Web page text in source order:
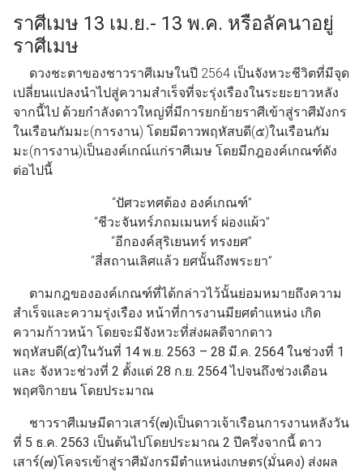
ราศีเมษ 13 เม.ย.- 13 พ.ค. หรือลัคนาอยู่
ราศีเมษ
ดวงชะตาของชาวราศีเมษในปี 2564 เป็นจังหวะชีวิตที่มีจุด
เปลี่ยนแปลงนำไปสู่ความสำเร็จที่จะรุ่งเรืองในระยะยาวหลัง
จากนี้ไป ด้วยกำลังดาวใหญ่ที่มีการยกย้ายราศีเข้าสู่ราศีมังกร
ในเรือนกัมมะ(การงาน) โดยมีดาวพฤหัสบดี(๕)ในเรือนกัม
มะ(การงาน)เป็นองค์เกณ์แก่ราศีเมษ โดยมีกฎองค์เกณฑ์ดัง
ต่อไปนี้
“ปัศวะทศต้อง องค์เกณฑ์”
“ชีวะจันทร์ภถมเมนทร์ ผ่องแผ้ว”
“อีกองค์สุริเยนทร์ ทรงยศ”
“สี่สถานเลิศแล้ว ยศนั้นถึงพระยา”
ตามกฎขององค์เกณฑ์ที่ได้กล่าวไว้นั้นย่อมหมายถึงความ
สำเร็จและความรุ่งเรือง หน้าที่การงานมียศตำแหน่ง เกิด
ความก้าวหน้า โดยจะมีจังหวะที่ส่งผลดีจากดาว
พฤหัสบดี(๕)ในวันที่ 14 พ.ย. 2563 – 28 มี.ค. 2564 ในช่วงที่ 1
และ จังหวะช่วงที่ 2 ตั้งแต่ 28 ก.ย. 2564 ไปจนถึงช่วงเดือน
พฤศจิกายน โดยประมาณ
ชาวราศีเมษมีดาวเสาร์(๗)เป็นดาวเจ้าเรือนการงานหลังวัน
ที่ 5 ธ.ค. 2563 เป็นต้นไปโดยประมาณ 2 ปีครึ่งจากนี้ ดาว
เสาร์(๗)โคจรเข้าสู่ราศีมังกรมีตำแหน่งเกษตร(มั่นคง) ส่งผล